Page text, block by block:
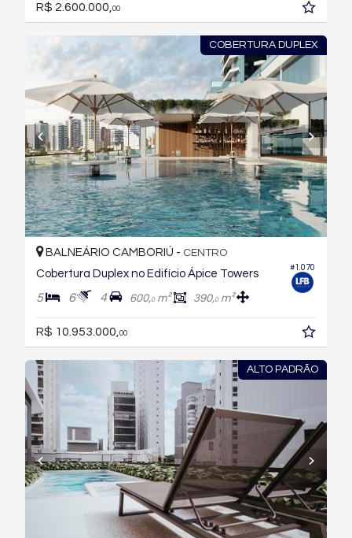
R$ 2.600.000,00
COBERTURA DUPLEX
#1.070
BALNEÁRIO CAMBORIÚ - CENTRO
Cobertura Duplex no Edifício Ápice Towers
5 6 4 600,0m² 390,0m²
R$ 10.953.000, 00
ALTO PADRÃO